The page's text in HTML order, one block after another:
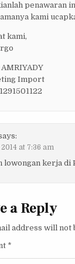
penawaran
kami
kami,
Import
at 7:36 am
lowongan kerja
a Reply
address will not
*